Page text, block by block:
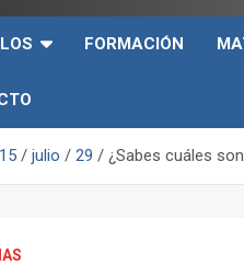
técnica
nutrición y entrenamiento.
FORMACIÓN
julio 29 ¿Sabes cuáles